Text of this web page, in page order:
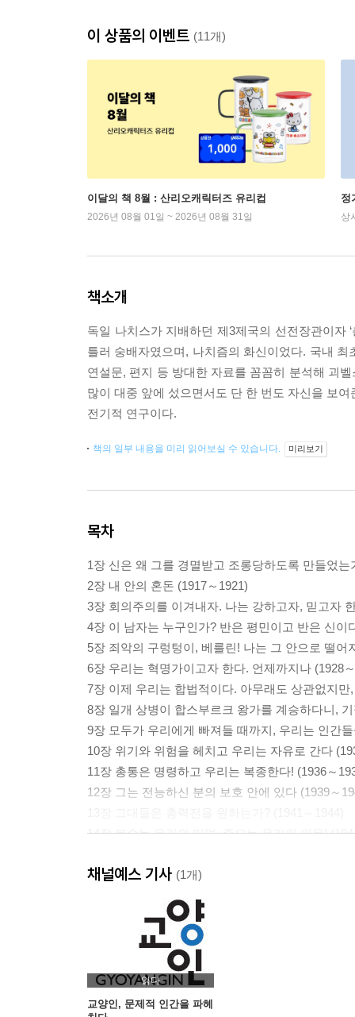
이 상품의 이벤트 (11개)
이달의 책 8월 : 산리오캐릭터즈 유리컵
2026년 08월 01일 ~ 2026년 08월 31일
정
상
책소개
독일 나치스가 지배하던 제3제국의 선전장관이자
틀러 숭배자였으며, 나치즘의 화신이었다. 국내
연설문, 편지 등 방대한 자료를 꼼꼼히 분석해 괴
많이 대중 앞에 섰으면서도 단 한 번도 자신을 보
전기적 연구이다.
책의 일부 내용을 미리 읽어보실 수 있습니다. 미리보기
목차
1장 신은 왜 그를 경멸받고 조롱당하도록 만들었는
2장 내 안의 혼돈 (1917～1921)
3장 회의주의를 이겨내자. 나는 강하고자, 믿고자
4장 이 남자는 누구인가? 반은 평민이고 반은 신이
5장 죄악의 구렁텅이, 베를린! 나는 그 안으로 떨어
6장 우리는 혁명가이고자 한다. 언제까지나 (1928
7장 이제 우리는 합법적이다. 아무래도 상관없지
8장 일개 상병이 합스부르크 왕가를 계승하다니,
9장 모두가 우리에게 빠져들 때까지, 우리는 인간
10장 위기와 위험을 헤치고 우리는 자유로 간다
11장 총통은 명령하고 우리는 복종한다! (1936～
12장 그는 전능하신 분의 보호 안에 있다 (1939～
14장 복수는 우리의 미덕, 증오는 우리의 의무!
■ 옮긴이 후기
■ 요제프 괴벨스 연보
■ 용어,인명 찾아보기
채널예스 기사 (1개)
읽다
교양인, 문제적 인간을 파헤